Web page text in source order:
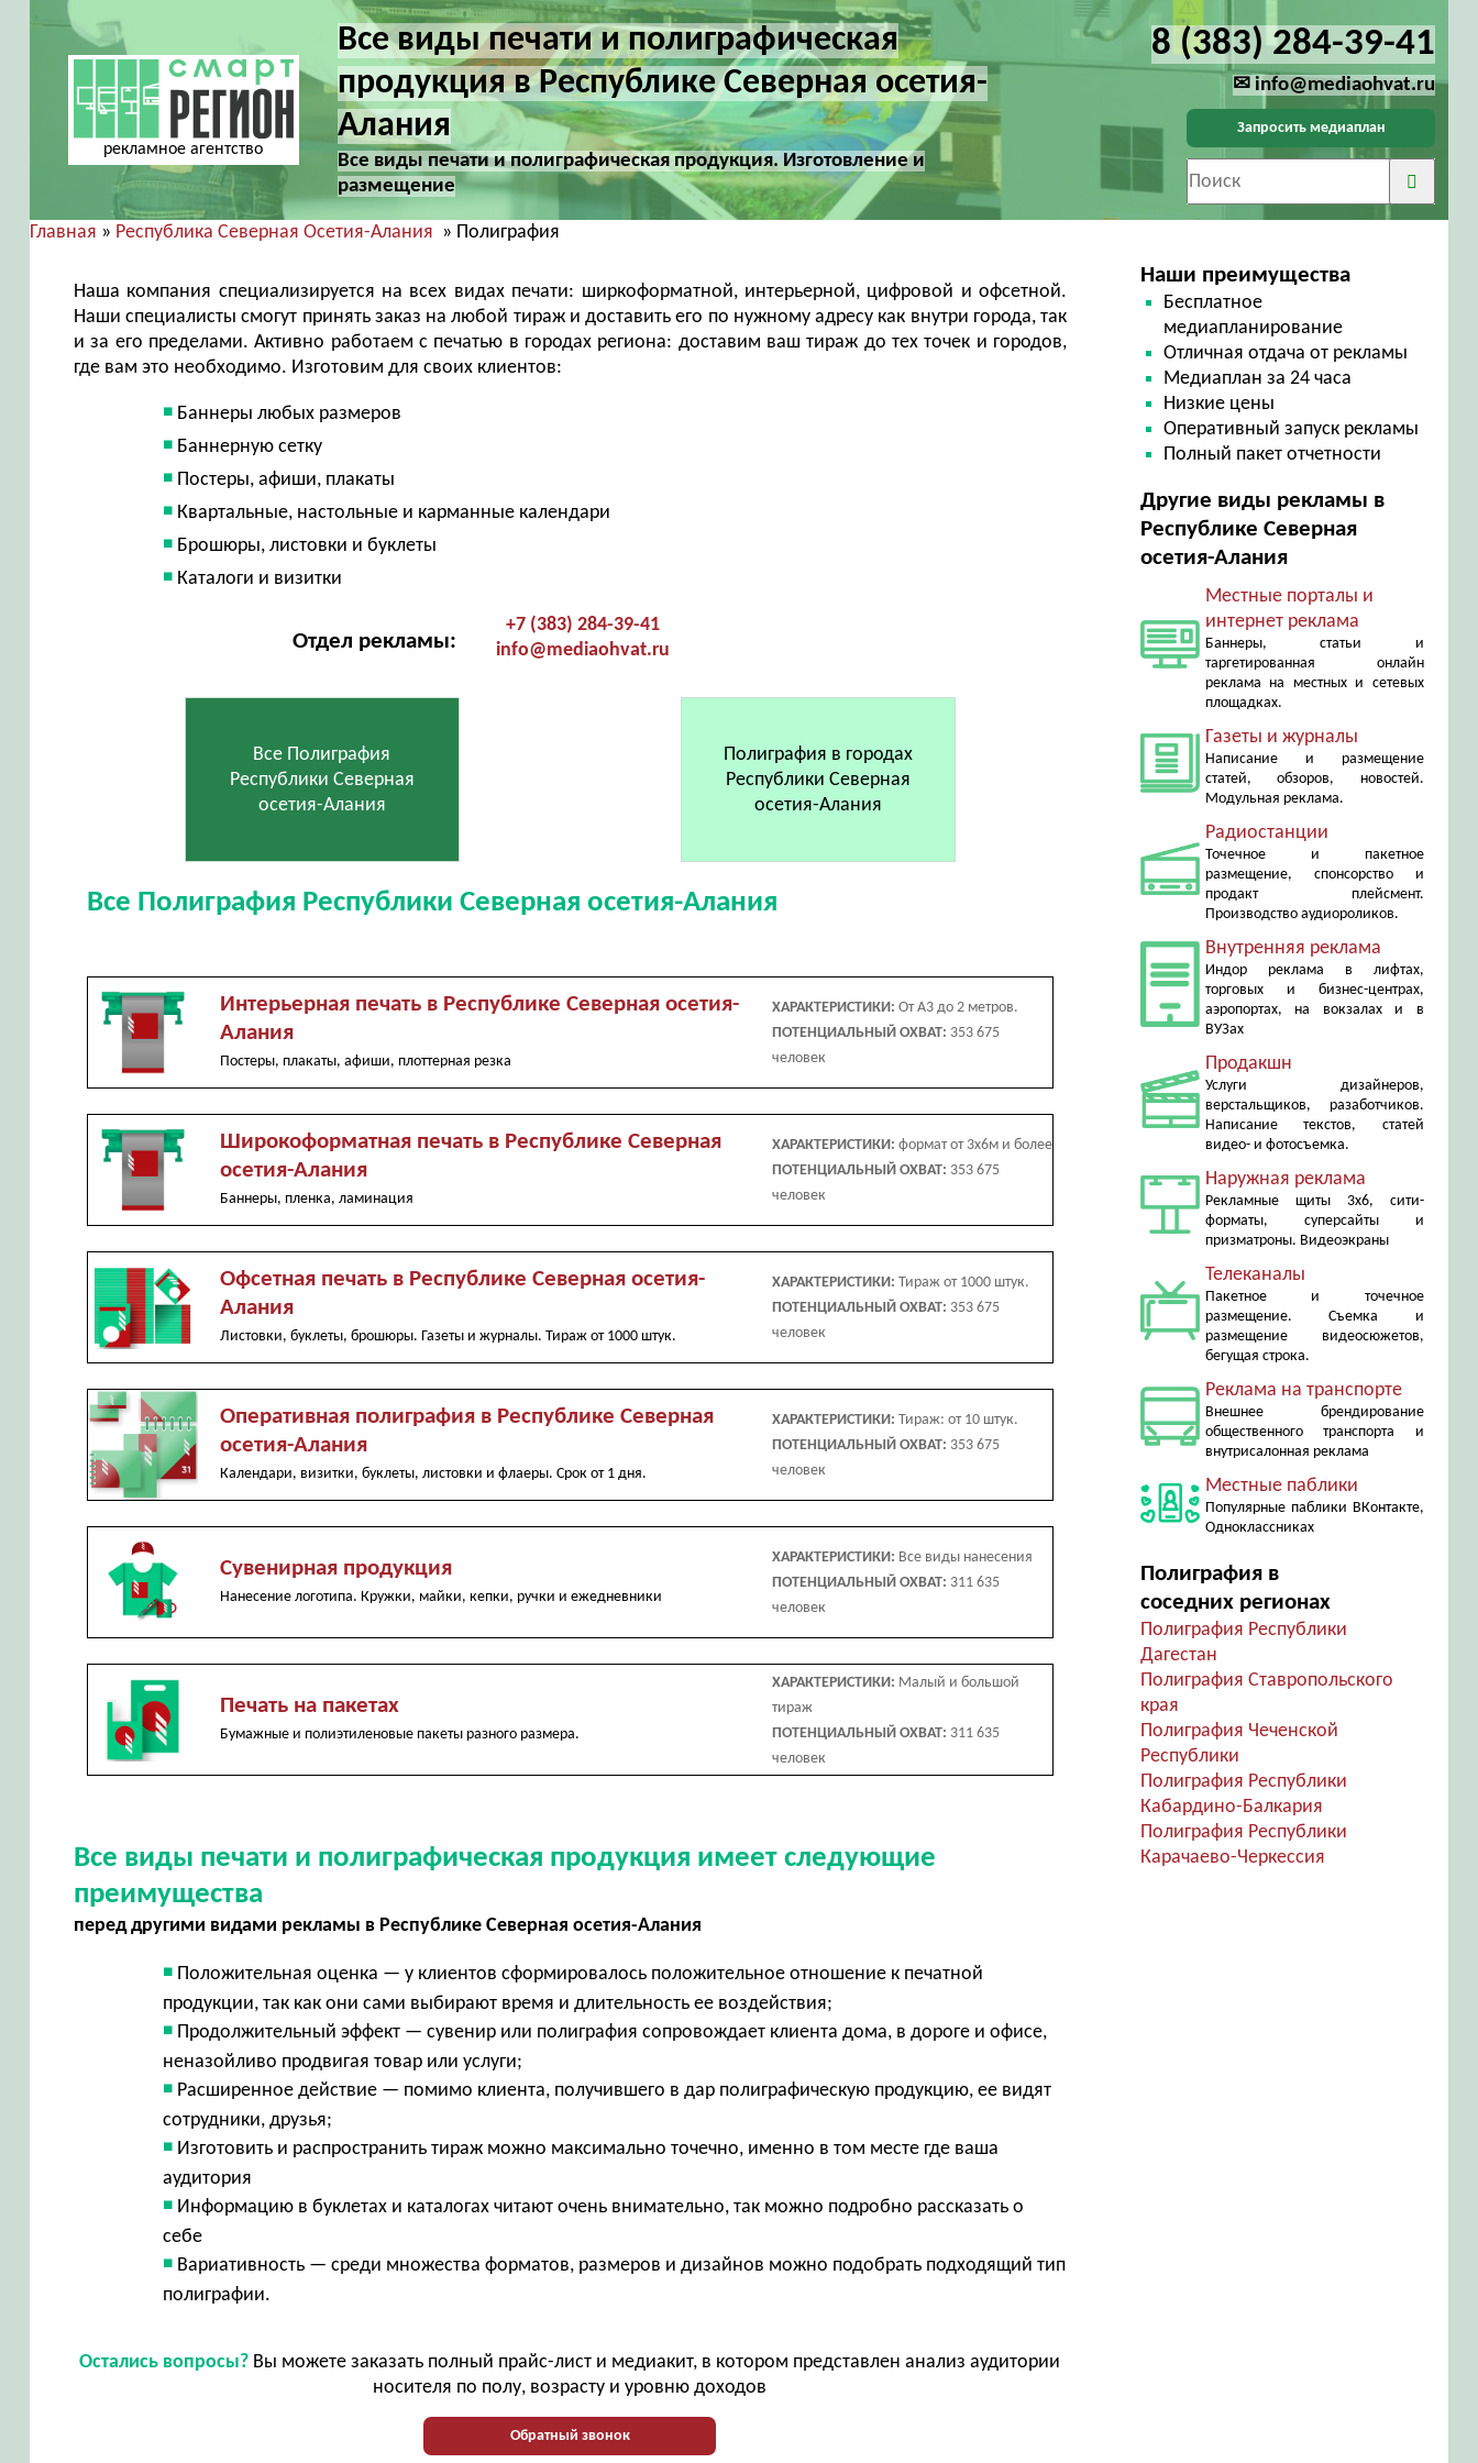
рекламное агентство
Все виды печати и полиграфическая
продукция в Республике Северная осетия-
Алания
Все виды печати и полиграфическая продукция. Изготовление и
размещение
8 (383) 284-39-41
✉ info@mediaohvat.ru
Запросить медиаплан
Главная » Республика Северная Осетия-Алания » Полиграфия
Наша компания специализируется на всех видах печати: ширкоформатной, интерьерной, цифровой и офсетной.
Наши специалисты смогут принять заказ на любой тираж и доставить его по нужному адресу как внутри города, так
и за его пределами. Активно работаем с печатью в городах региона: доставим ваш тираж до тех точек и городов,
где вам это необходимо. Изготовим для своих клиентов:
Баннеры любых размеров
Баннерную сетку
Постеры, афиши, плакаты
Квартальные, настольные и карманные календари
Брошюры, листовки и буклеты
Каталоги и визитки
Отдел рекламы:
+7 (383) 284-39-41
info@mediaohvat.ru
Все Полиграфия
Республики Северная
осетия-Алания
Полиграфия в городах
Республики Северная
осетия-Алания
Все Полиграфия Республики Северная осетия-Алания
Интерьерная печать в Республике Северная осетия-
Алания
Постеры, плакаты, афиши, плоттерная резка
ХАРАКТЕРИСТИКИ: От А3 до 2 метров.
ПОТЕНЦИАЛЬНЫЙ ОХВАТ: 353 675
человек
Широкоформатная печать в Республике Северная
осетия-Алания
Баннеры, пленка, ламинация
ХАРАКТЕРИСТИКИ: формат от 3х6м и более
ПОТЕНЦИАЛЬНЫЙ ОХВАТ: 353 675
человек
Офсетная печать в Республике Северная осетия-
Алания
Листовки, буклеты, брошюры. Газеты и журналы. Тираж от 1000 штук.
ХАРАКТЕРИСТИКИ: Тираж от 1000 штук.
ПОТЕНЦИАЛЬНЫЙ ОХВАТ: 353 675
человек
Оперативная полиграфия в Республике Северная
осетия-Алания
Календари, визитки, буклеты, листовки и флаеры. Срок от 1 дня.
ХАРАКТЕРИСТИКИ: Тираж: от 10 штук.
ПОТЕНЦИАЛЬНЫЙ ОХВАТ: 353 675
человек
Сувенирная продукция
Нанесение логотипа. Кружки, майки, кепки, ручки и ежедневники
ХАРАКТЕРИСТИКИ: Все виды нанесения
ПОТЕНЦИАЛЬНЫЙ ОХВАТ: 311 635
человек
Печать на пакетах
Бумажные и полиэтиленовые пакеты разного размера.
ХАРАКТЕРИСТИКИ: Малый и большой
тираж
ПОТЕНЦИАЛЬНЫЙ ОХВАТ: 311 635
человек
Все виды печати и полиграфическая продукция имеет следующие
преимущества
перед другими видами рекламы в Республике Северная осетия-Алания
Положительная оценка — у клиентов сформировалось положительное отношение к печатной
продукции, так как они сами выбирают время и длительность ее воздействия;
Продолжительный эффект — сувенир или полиграфия сопровождает клиента дома, в дороге и офисе,
неназойливо продвигая товар или услуги;
Расширенное действие — помимо клиента, получившего в дар полиграфическую продукцию, ее видят
сотрудники, друзья;
Изготовить и распространить тираж можно максимально точечно, именно в том месте где ваша
аудитория
Информацию в буклетах и каталогах читают очень внимательно, так можно подробно рассказать о
себе
Вариативность — среди множества форматов, размеров и дизайнов можно подобрать подходящий тип
полиграфии.
Остались вопросы? Вы можете заказать полный прайс-лист и медиакит, в котором представлен анализ аудитории
носителя по полу, возрасту и уровню доходов
Обратный звонок
Наши преимущества
Бесплатное
медиапланирование
Отличная отдача от рекламы
Медиаплан за 24 часа
Низкие цены
Оперативный запуск рекламы
Полный пакет отчетности
Другие виды рекламы в
Республике Северная
осетия-Алания
Местные порталы и
интернет реклама
Баннеры, статьи и
таргетированная онлайн
реклама на местных и сетевых
площадках.
Газеты и журналы
Написание и размещение
статей, обзоров, новостей.
Модульная реклама.
Радиостанции
Точечное и пакетное
размещение, спонсорство и
продакт плейсмент.
Производство аудиороликов.
Внутренняя реклама
Индор реклама в лифтах,
торговых и бизнес-центрах,
аэропортах, на вокзалах и в
ВУЗах
Продакшн
Услуги дизайнеров,
верстальщиков, разаботчиков.
Написание текстов, статей
видео- и фотосъемка.
Наружная реклама
Рекламные щиты 3х6, сити-
форматы, суперсайты и
призматроны. Видеоэкраны
Телеканалы
Пакетное и точечное
размещение. Съемка и
размещение видеосюжетов,
бегущая строка.
Реклама на транспорте
Внешнее брендирование
общественного транспорта и
внутрисалонная реклама
Местные паблики
Популярные паблики ВКонтакте,
Одноклассниках
Полиграфия в
соседних регионах
Полиграфия Республики
Дагестан
Полиграфия Ставропольского
края
Полиграфия Чеченской
Республики
Полиграфия Республики
Кабардино-Балкария
Полиграфия Республики
Карачаево-Черкессия